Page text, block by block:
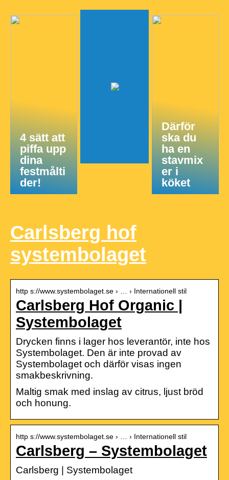
4 sätt att
piffa upp
dina
festmålti
der!
Därför
ska du
ha en
stavmix
er i
köket
Carlsberg hof
systembolaget
http s://www.systembolaget.se › … › Internationell stil
Carlsberg Hof Organic |
Systembolaget
Drycken finns i lager hos leverantör, inte hos
Systembolaget. Den är inte provad av
Systembolaget och därför visas ingen
smakbeskrivning.
Maltig smak med inslag av citrus, ljust bröd
och honung.
http s://www.systembolaget.se › … › Internationell stil
Carlsberg – Systembolaget
Carlsberg | Systembolaget